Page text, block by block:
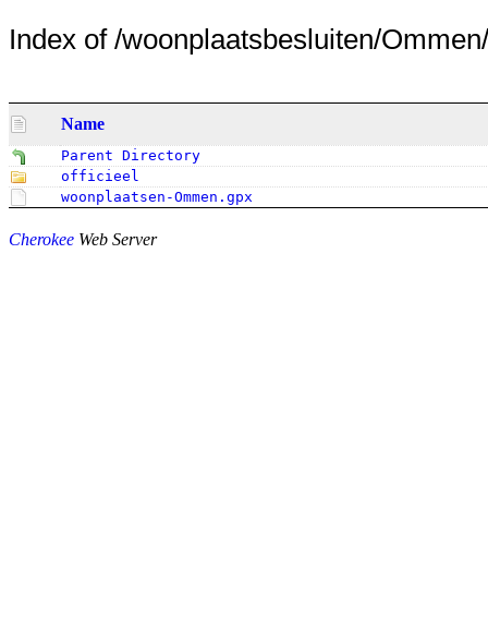
Index of /woonplaatsbesluiten/Ommen/
Name
Parent Directory
officieel
woonplaatsen-Ommen.gpx
Cherokee Web Server